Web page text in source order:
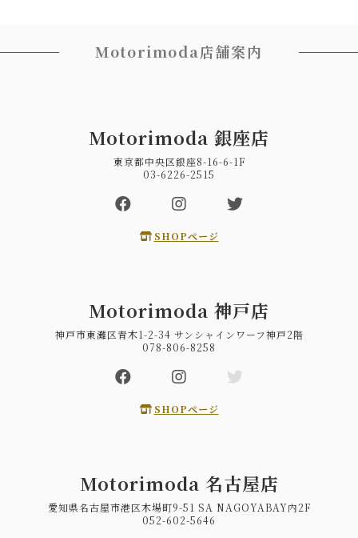
Motorimoda店舗案内
Motorimoda 銀座店
東京都中央区銀座8-16-6-1F
03-6226-2515
SHOPページ
Motorimoda 神戸店
神戸市東灘区青木1-2-34 サンシャインワーフ神戸2階
078-806-8258
SHOPページ
Motorimoda 名古屋店
愛知県名古屋市港区木場町9-51 SA NAGOYABAY内2F
052-602-5646